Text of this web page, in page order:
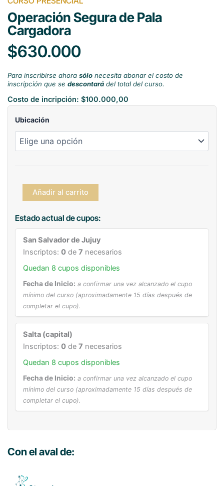
Operación Segura de Pala
Cargadora
$630.000
Para inscribirse ahora sólonecesita abonar el costo de
inscripción que se descontarádel total del curso.
Costo de incripción: $100.000,00
Ubicación
Operación
de
cantidad
Añadir al carrito
Estado actual de cupos:
San Salvador de Jujuy
Inscriptos:0 de7 necesarios
Quedan 8 cupos disponibles
Fecha de Inicio: a confirmar una vez alcanzado el cupo
mínimo del curso (aproximadamente 15 días después de
completar el cupo).
Salta (capital)
Inscriptos:0 de7 necesarios
Quedan 8 cupos disponibles
Fecha de Inicio: a confirmar una vez alcanzado el cupo
mínimo del curso (aproximadamente 15 días después de
completar el cupo).
Con el aval de: